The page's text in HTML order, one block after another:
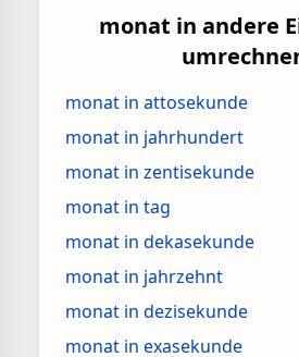
monat in andere
monat in attosekunde
monat in jahrhundert
monat in zentisekunde
monat in tag
monat in dekasekunde
monat in jahrzehnt
monat in dezisekunde
monat in exasekunde